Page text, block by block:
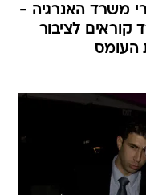
משרד האנרגיה -
לציבור
העומס